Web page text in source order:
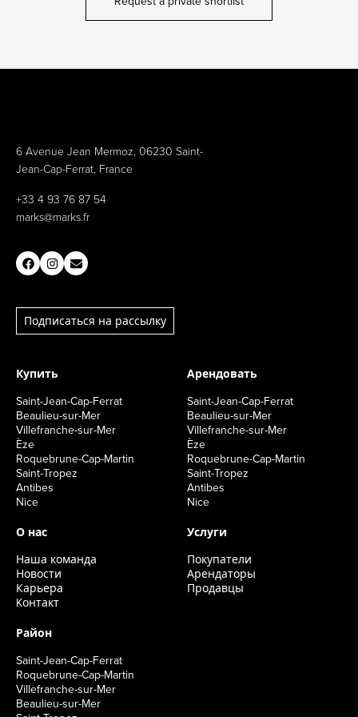
6 Avenue Jean Mermoz, 06230 Saint-
Jean-Cap-Ferrat, France
+33 4 93 76 87 54
marks@marks.fr
Подписаться на рассылку
Купить
Saint-Jean-Cap-Ferrat
Beaulieu-sur-Mer
Villefranche-sur-Mer
Èze
Roquebrune-Cap-Martin
Saint-Tropez
Antibes
Nice
Арендовать
Saint-Jean-Cap-Ferrat
Beaulieu-sur-Mer
Villefranche-sur-Mer
Èze
Roquebrune-Cap-Martin
Saint-Tropez
Antibes
Nice
О нас
Наша команда
Новости
Карьера
Kонтакт
Услуги
Покупатели
Арендаторы
Продавцы
Район
Saint-Jean-Cap-Ferrat
Roquebrune-Cap-Martin
Villefranche-sur-Mer
Beaulieu-sur-Mer